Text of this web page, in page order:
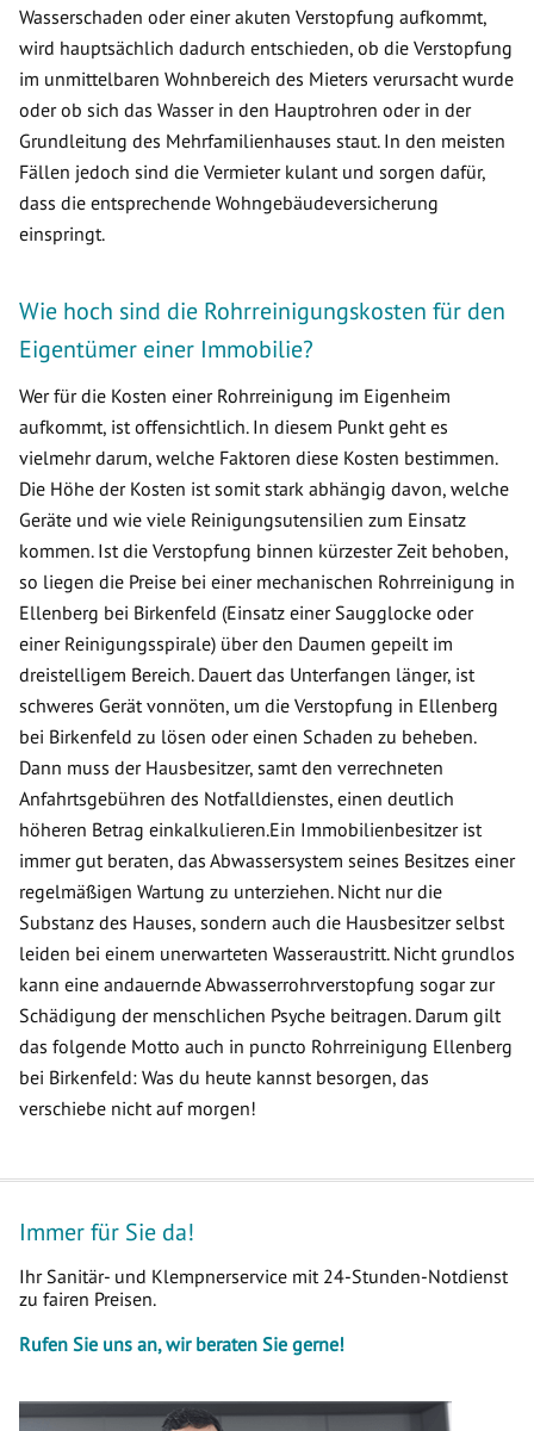
Wasserschaden oder einer akuten Verstopfung aufkommt,
wird hauptsächlich dadurch entschieden, ob die Verstopfung
im unmittelbaren Wohnbereich des Mieters verursacht wurde
oder ob sich das Wasser in den Hauptrohren oder in der
Grundleitung des Mehrfamilienhauses staut. In den meisten
Fällen jedoch sind die Vermieter kulant und sorgen dafür,
dass die entsprechende Wohngebäudeversicherung
einspringt.
Wie hoch sind die Rohrreinigungskosten für den
Eigentümer einer Immobilie?
Wer für die Kosten einer Rohrreinigung im Eigenheim
aufkommt, ist offensichtlich. In diesem Punkt geht es
vielmehr darum, welche Faktoren diese Kosten bestimmen.
Die Höhe der Kosten ist somit stark abhängig davon, welche
Geräte und wie viele Reinigungsutensilien zum Einsatz
kommen. Ist die Verstopfung binnen kürzester Zeit behoben,
so liegen die Preise bei einer mechanischen Rohrreinigung in
Ellenberg bei Birkenfeld (Einsatz einer Saugglocke oder
einer Reinigungsspirale) über den Daumen gepeilt im
dreistelligem Bereich. Dauert das Unterfangen länger, ist
schweres Gerät vonnöten, um die Verstopfung in Ellenberg
bei Birkenfeld zu lösen oder einen Schaden zu beheben.
Dann muss der Hausbesitzer, samt den verrechneten
Anfahrtsgebühren des Notfalldienstes, einen deutlich
höheren Betrag einkalkulieren.Ein Immobilienbesitzer ist
immer gut beraten, das Abwassersystem seines Besitzes einer
regelmäßigen Wartung zu unterziehen. Nicht nur die
Substanz des Hauses, sondern auch die Hausbesitzer selbst
leiden bei einem unerwarteten Wasseraustritt. Nicht grundlos
kann eine andauernde Abwasserrohrverstopfung sogar zur
Schädigung der menschlichen Psyche beitragen. Darum gilt
das folgende Motto auch in puncto Rohrreinigung Ellenberg
bei Birkenfeld: Was du heute kannst besorgen, das
verschiebe nicht auf morgen!
Immer für Sie da!
Ihr Sanitär- und Klempnerservice mit 24-Stunden-Notdienst
zu fairen Preisen.
Rufen Sie uns an, wir beraten Sie gerne!